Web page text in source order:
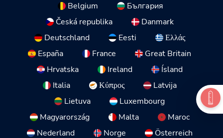
Belgium
България
Česká republika
Danmark
Deutschland
Eesti
Ελλάς
España
France
Great Britain
Hrvatska
Ireland
Ísland
Italia
Κύπρος
Latvija
Lietuva
Luxembourg
Magyarország
Malta
Maroc
Nederland
Norge Österreich